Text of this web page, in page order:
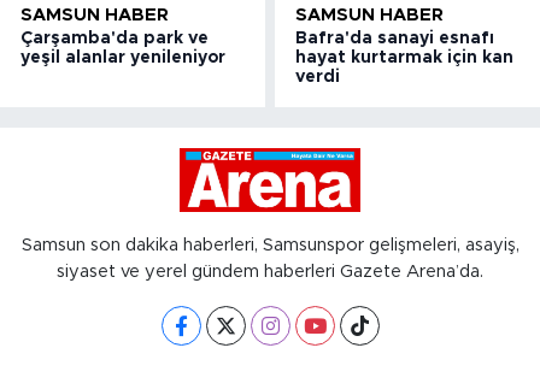
SAMSUN HABER
Çarşamba'da park ve
yeşil alanlar yenileniyor
SAMSUN HABER
Bafra'da sanayi esnafı
hayat kurtarmak için kan
verdi
Samsun son dakika haberleri, Samsunspor gelişmeleri, asayiş,
siyaset ve yerel gündem haberleri Gazete Arena’da.